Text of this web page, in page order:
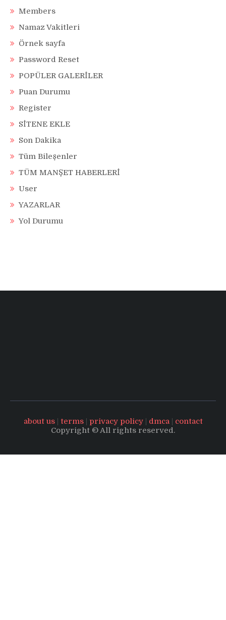
Members
Namaz Vakitleri
Örnek sayfa
Password Reset
POPÜLER GALERİLER
Puan Durumu
Register
SİTENE EKLE
Son Dakika
Tüm Bileşenler
TÜM MANŞET HABERLERİ
User
YAZARLAR
Yol Durumu
about us| terms| privacy policy| dmca | contact
Copyright © All rights reserved.